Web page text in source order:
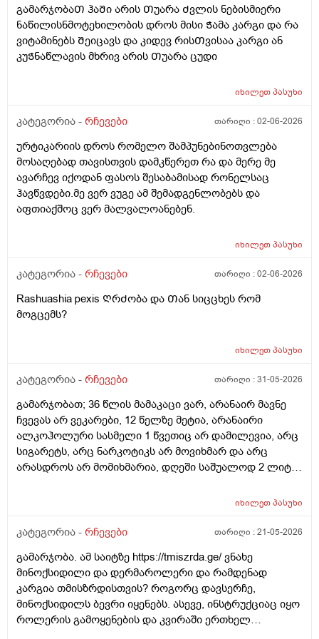
ბუნებრივი მოთხოვნილებაა და არა დაავადება?
შეიძლება ზოგს არ ჰქონდეს ან ნაკლებად ჰქონდეს ეს
მოთხოვნილება, ზოგს მეტად, მაგრამ თუ ადამიანს
საწინააღმდეგო სქესთან სექსის ძლიერი
იძულებაში, ადევნებაში, მანიპულაციაში, სხვის რაიმე
კანონსაწინააღმდეგო ქმედებაში საერთოდ არ
ის ნახევარზეც მიჭამია, ოღონდ ჭამიდან 2 საათი მაინც
დასაძინებლად არ ვწვები. მაინტერესებს, ბევრი ჭამა
ჩემი ჯანმრთელობისთვის კარგია თუ არა? ჯერ ცუდი
არაფერი არ მიგრძვნია, რაც დრო გადის და წლები
კუთხით, უფროდაუფრო მეტი შემიძლია. 2. გლანდები
ბავშვობაში, 5-6-7 წლის ასაკში გლანდები და ყელი
მემართებოდა, არაერთმა ექიმმა მაშინ გლანდების
ამოჭრა ურჩია ჩემს მშობლებს, არ დაუჯერეს
მშობლებმა, არც რაიმე მკურნალობის კურსი არ
გამივლია ცალკე გლანდებზე, ახლა აღარც ყელი
მაწუხებს, აღარც გლანდები, არც სხვა რამ,
ამოჭრის და არა მკურნალობის რეკომენდაციას,
ორგანო არის?
გამარჯობაᲗ ჰაᲨი არის Თუარა Ძვლის ნებისმიერი
ნაწილისნმოტეხილობის დროს მისი Ჭამა კარგი და რა
ვიტამინებს Შეიცავს და კიდევ რისᲗვისაა კარგი ან
კუᲭნაწლავის მხრივ არის Თუარა ცუდი
იხილეთპასუხი
კატეგორია - რჩევები თარიღი :02-06-2026
ურტიკარიის დროს რომელო შამპუნებინოთვლება
მოსაღებად თავისთვის დამკწერეთ რა და მერე მე
ავარჩევ იქოდან ფასოს შესაბამისად რონელსაც
ჰავწვდები.მე ვერ ვუგე ამ შემადგენლობებს და
აფთიაქშოც ვერ მალვალოანებენ.
იხილეთპასუხი
კატეგორია - რჩევები თარიღი :02-06-2026
Rashuashia pexis ᲦრᲫობა და Თან სიცცხეს რომ
მოგცემს?
იხილეთპასუხი
კატეგორია - რჩევები თარიღი :31-05-2026
გამარჯობათ; 36 წლის მამაკაცი ვარ, არანაირ მავნე
ჩვევას არ ვეკარები, 12 წელზე მეტია, არანაირი
ალკოჰოლური სასმელი 1 წვეთიც არ დამილევია, არც
სიგარეტს, არც ნარკოტიკს არ მოვიხმარ და არც
არასდროს არ მომიხმარია, დღეში საშუალოდ 2 ლიტრ
მაქვს, სხვა ვარჯიშებსაც ვაკეთებ, არ მაწუხებს
არაფერი არ მიგრძვნია, სეზონური სურდო ან ვირუსიც
ზეზეულა ვიხდი; იშვიათად, რომ ამ დროს რაიმე
წამალი დამჭირდეს. სიმაღლით 193-194 სმ ვარ, წონით
დაახლოებით 77 კგ, ჭარბი წონა არასდროს არ
მაწუხებდა, ჩემი წონა 80 კგ არასდროს არ ასცილებია.
მაინტერესებს: 1.ბავშვობიდან ბევრ ხილ-ბოსტნეულს,
იხილეთპასუხი
კატეგორია - რჩევები თარიღი :21-05-2026
გამარჯობა. ამ საიტზე https://tmiszrda.ge/ ვნახე
მინოქსიდილი და დერმაროლერი და რამდენად
კარგია თმისზრდისთვის? როგორც დავსერჩე,
მინოქსიდილს ბევრი იყენებს. ასევე, ინსტრუქციაც იყო
როლერის გამოყენების და კვირაში ერთხელ